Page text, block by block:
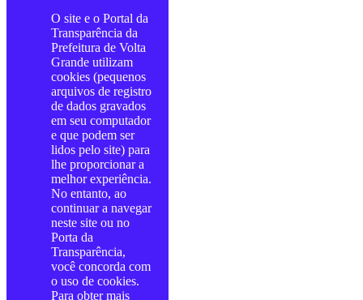
O site e o Portal da
Transparência da
Prefeitura de Volta
Grande utilizam
cookies (pequenos
arquivos de registro
de dados gravados
em seu computador
e que podem ser
lidos pelo site) para
lhe proporcionar a
melhor experiência.
No entanto, ao
continuar a navegar
neste site ou no
Porta da
Transparência,
você concorda com
o uso de cookies.
Para obter mais